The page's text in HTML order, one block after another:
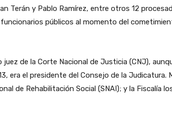
Terán y Pablo Ramírez, entre otros 12
públicos al momento del
de la Corte Nacional de Justicia (CNJ),
era el presidente del Consejo de la Judicatura.
de Rehabilitación Social (SNAI); y la Fiscalía